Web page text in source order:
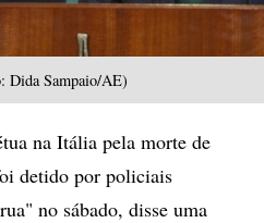
Dida Sampaio/AE)
na Itália pela morte de
detido por policiais
no sábado, disse uma